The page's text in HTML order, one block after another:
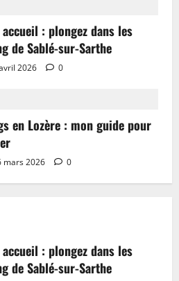
: plongez dans les
de Sablé-sur-Sarthe
2026 0
en Lozère : mon guide pour
mars 2026 0
: plongez dans les
de Sablé-sur-Sarthe